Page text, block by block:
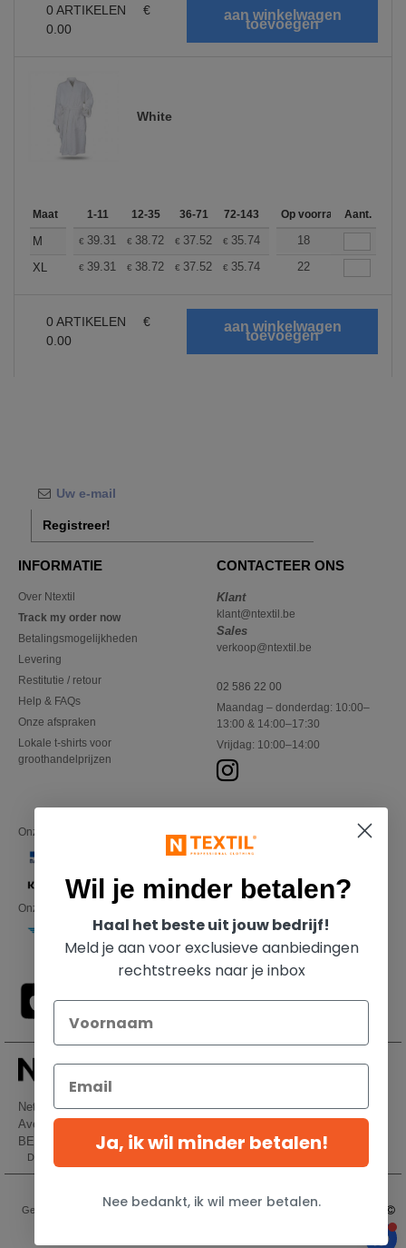
0 ARTIKELEN
€
0.00
White
Maat 1-11 12-35 36-71 72-143 144-287 288 + Meer
Op voorraadAant.
M € 39.31 € 38.72 € 37.52 € 35.74 33.95
18
XL
€ 39.31 € 38.72 € 37.52 € 35.74 33.95
22
0 ARTIKELEN
€
0.00
Registreer!
INFORMATIE
Over Ntextil
Track my order now
Betalingsmogelijkheden
Levering
Restitutie / retour
Help & FAQs
Onze afspraken
Lokale t-shirts voor
groothandelprijzen
CONTACTEER ONS
Klant
klant@ntextil.be
Sales
verkoop@ntextil.be
02 586 22 00
Maandag – donderdag: 10:00–
13:00 & 14:00–17:30
Vrijdag: 10:00–14:00
Onze financiële partners
Onze transporteurs
Netenders Belgium SRL
Avenue Hermann-Debroux 54, 1160, Bruxelles
BE61 3632 1629 8017
Dit is GEEN retouradres. Voor retourzending, zie hier
Wettelijke bepalingen Privacybeleid
Algemene Toegangs - En
Gebruiksvoorwaarden
Algemene Contractvoorwaarden
Wil je minder betalen?
Haal het beste uit jouw bedrijf!
Meld je aan voor exclusieve aanbiedingen
rechtstreeks naar je inbox
Ja, ik wil minder betalen!
Nee bedankt, ik wil meer betalen.